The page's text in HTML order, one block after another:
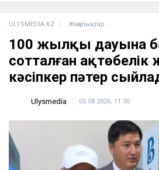
ULYSMEDIA.KZ Жаңалықтар
100 жылқы дауына
сотталған
кәсіпкер пәтер
Ulysmedia 05.08.2026, 11:30